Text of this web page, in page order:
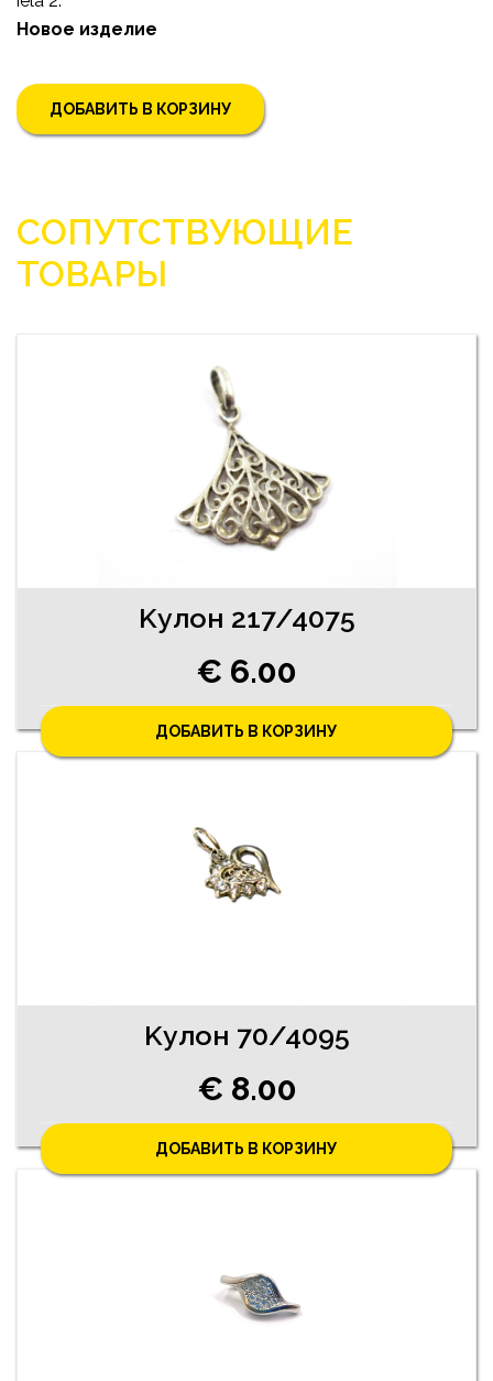
Новое изделие
ДОБАВИТЬ В КОРЗИНУ
СОПУТСТВУЮЩИЕ
ТОВАРЫ
Kулон 217/4075
€ 6.00
ДОБАВИТЬ В КОРЗИНУ
Kулон 70/4095
€ 8.00
ДОБАВИТЬ В КОРЗИНУ